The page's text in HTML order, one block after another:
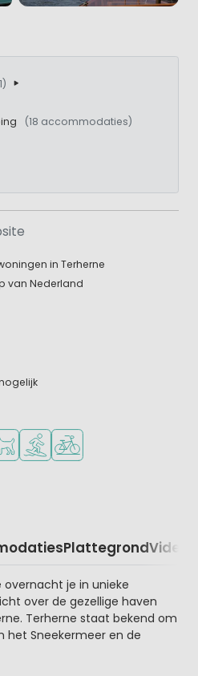
(18 accommodaties)
in Terherne
van Nederland
kinderen
buurt toegestaan
Watersportfaciliteiten
Fietsverhuur
PlattegrondVideo
overnacht je in unieke
over de gezellige haven
Terherne staat bekend om
het Sneekermeer en de